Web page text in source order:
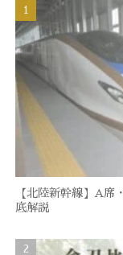
【北陸新幹線】A席
底解説